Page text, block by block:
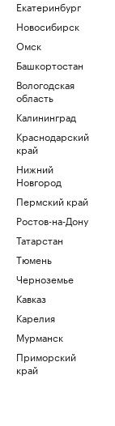
Екатеринбург
Новосибирск
Омск
Башкортостан
Вологодская
область
Калининград
Краснодарский
край
Нижний
Новгород
Пермский край
Ростов-на-Дону
Татарстан
Тюмень
Черноземье
Кавказ
Карелия
Мурманск
Приморский
край